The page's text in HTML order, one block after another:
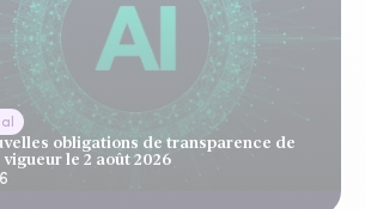
obligations de transparence de
le 2 août 2026